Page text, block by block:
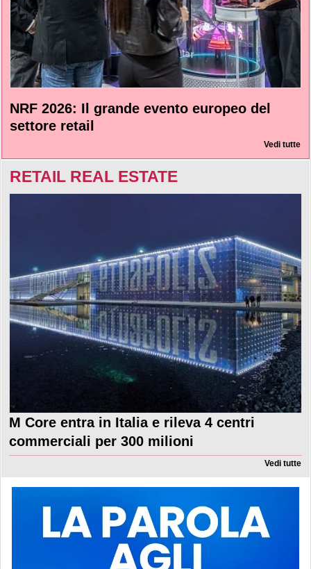
NRF 2026: Il grande evento europeo del
settore retail
Vedi tutte
RETAIL REAL ESTATE
M Core entra in Italia e rileva 4 centri
commerciali per 300 milioni
Vedi tutte